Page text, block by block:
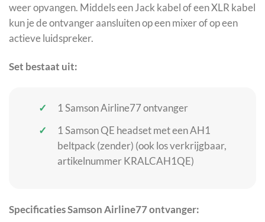
weer opvangen. Middels een Jack kabel of een XLR kabel
kun je de ontvanger aansluiten op een mixer of op een
actieve luidspreker.
Set bestaat uit:
1 Samson Airline77 ontvanger
1 Samson QE headset met een AH1
beltpack (zender) (ook los verkrijgbaar,
artikelnummer KRALCAH1QE)
Specificaties Samson Airline77 ontvanger: